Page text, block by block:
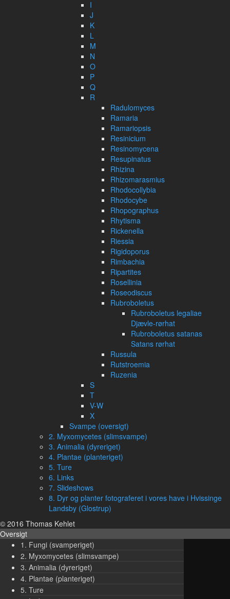
I
J
K
L
M
N
O
P
Q
R
Radulomyces
Ramaria
Ramariopsis
Resinicium
Resinomycena
Resupinatus
Rhizina
Rhizomarasmius
Rhodocollybia
Rhodocybe
Rhopographus
Rhytisma
Rickenella
Riessia
Rigidoporus
Rimbachia
Ripartites
Rosellinia
Roseodiscus
Rubroboletus
Rubroboletus legaliae
Djævle-rørhat
Rubroboletus satanas
Satans rørhat
Russula
Rutstroemia
Ruzenia
S
T
V-W
X
Svampe (oversigt)
2. Myxomycetes (slimsvampe)
3. Animalia (dyreriget)
4. Plantae (planteriget)
5. Ture
6. Links
7. Slideshows
8. Dyr og planter fotograferet i vores have i Hvissinge
Landsby (Glostrup)
© 2016 Thomas Kehlet
Oversigt
1. Fungi (svamperiget)
2. Myxomycetes (slimsvampe)
3. Animalia (dyreriget)
4. Plantae (planteriget)
5. Ture